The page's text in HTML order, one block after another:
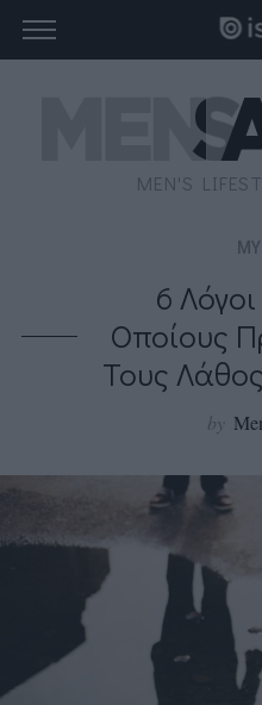
MEN'S
6
Οποίους
Τους
by